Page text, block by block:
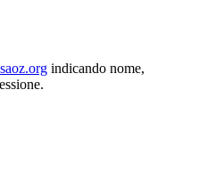
indicando nome,